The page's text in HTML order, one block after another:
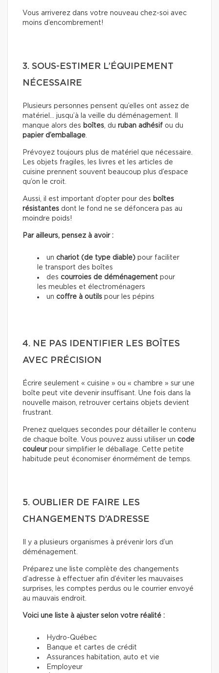
Vous arriverez dans votre nouveau chez-soi avec
moins d’encombrement!
3. SOUS-ESTIMER L’ÉQUIPEMENT
NÉCESSAIRE
Plusieurs personnes pensent qu’elles ont assez de
matériel… jusqu’à la veille du déménagement. Il
manque alors des boîtes, du ruban adhésif ou du
papier d’emballage.
Prévoyez toujours plus de matériel que nécessaire.
Les objets fragiles, les livres et les articles de
cuisine prennent souvent beaucoup plus d’espace
qu’on le croit.
Aussi, il est important d’opter pour des boîtes
résistantes dont le fond ne se défoncera pas au
moindre poids!
Par ailleurs, pensez à avoir :
un chariot (de type diable) pour faciliter
le transport des boîtes
des courroies de déménagement pour
les meubles et électroménagers
un coffre à outils pour les pépins
4. NE PAS IDENTIFIER LES BOÎTES
AVEC PRÉCISION
Écrire seulement « cuisine » ou « chambre » sur une
boîte peut vite devenir insuffisant. Une fois dans la
nouvelle maison, retrouver certains objets devient
frustrant.
Prenez quelques secondes pour détailler le contenu
de chaque boîte. Vous pouvez aussi utiliser un code
couleurpour simplifier le déballage. Cette petite
habitude peut économiser énormément de temps.
5. OUBLIER DE FAIRE LES
CHANGEMENTS D’ADRESSE
Il y a plusieurs organismes à prévenir lors d’un
déménagement.
Préparez une liste complète des changements
d’adresse à effectuer afin d’éviter les mauvaises
surprises, les comptes perdus ou le courrier envoyé
au mauvais endroit.
Voici une liste à ajuster selon votre réalité :
Hydro-Québec
Banque et cartes de crédit
Assurances habitation, auto et vie
Employeur